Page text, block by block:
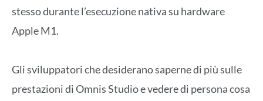
stesso durante l’esecuzione nativa su hardware
Apple M1.
Gli sviluppatori che desiderano saperne di più sulle
prestazioni di Omnis Studio e vedere di persona cosa